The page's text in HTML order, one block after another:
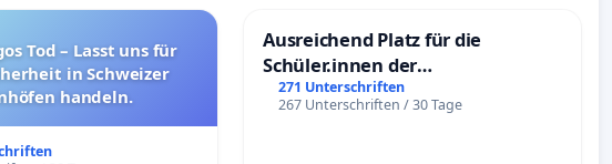
Tod – Lasst uns für
in Schweizer
handeln.
Ausreichend Platz für die
Schüler.innen der
Schönbergschule
271 Unterschriften
267 Unterschriften / 30 Tage